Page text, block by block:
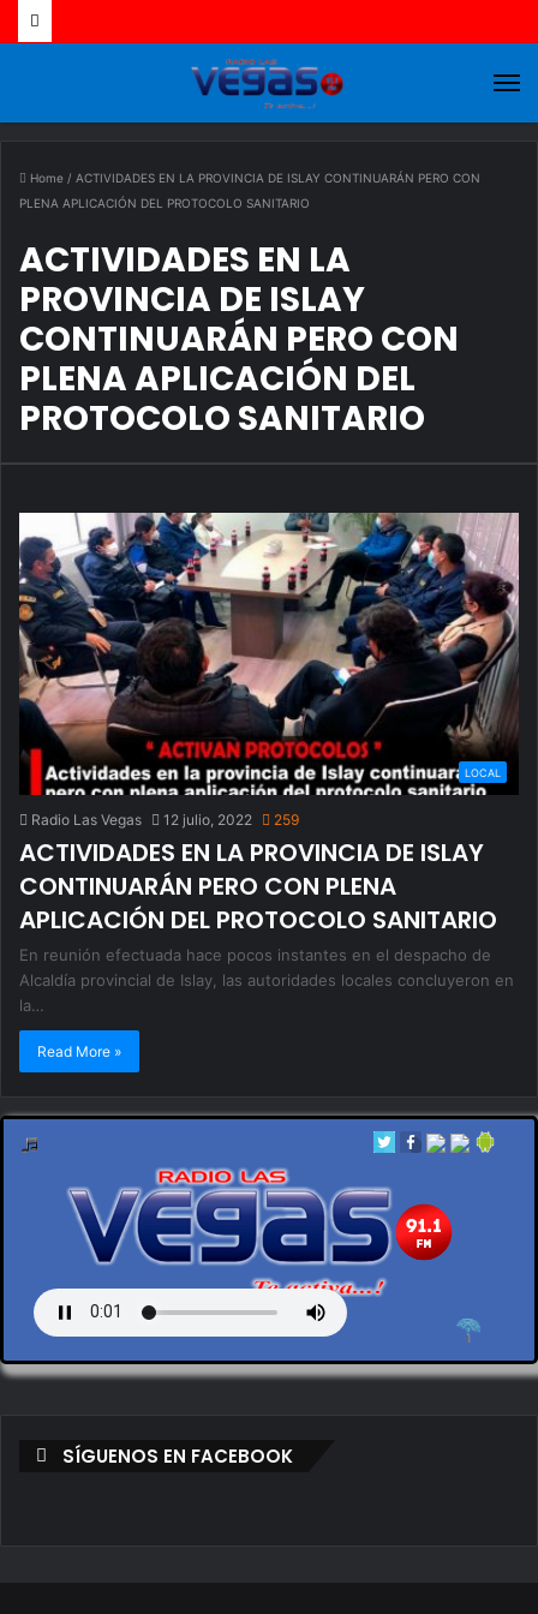
Home / ACTIVIDADES EN LA PROVINCIA DE ISLAY CONTINUARÁN PERO CON
PLENA APLICACIÓN DEL PROTOCOLO SANITARIO
ACTIVIDADES EN LA
PROVINCIA DE ISLAY
CONTINUARÁN PERO CON
PLENA APLICACIÓN DEL
PROTOCOLO SANITARIO
LOCAL
Radio Las Vegas 12 julio, 2022 259
ACTIVIDADES EN LA PROVINCIA DE ISLAY
CONTINUARÁN PERO CON PLENA
APLICACIÓN DEL PROTOCOLO SANITARIO
En reunión efectuada hace pocos instantes en el despacho de
Alcaldía provincial de Islay, las autoridades locales concluyeron en
la…
Read More »
SÍGUENOS EN FACEBOOK